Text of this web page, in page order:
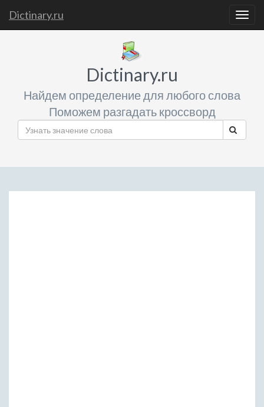
Dictinary.ru
Dictinary.ru
Найдем определение для любого слова
Поможем разгадать кроссворд